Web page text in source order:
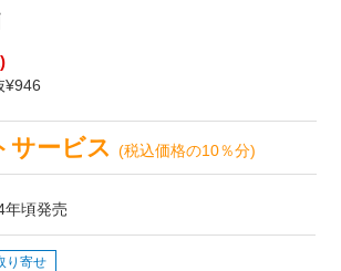
¥946
サービス(税込価格の10％分)
年頃発売
り寄せ